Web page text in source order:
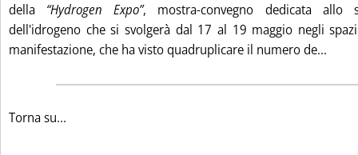
della “Hydrogen Expo”, mostra-convegno dedicata allo
dell'idrogeno che si svolgerà dal 17 al 19 maggio negli
manifestazione, che ha visto quadruplicare il numero de...
Torna su...